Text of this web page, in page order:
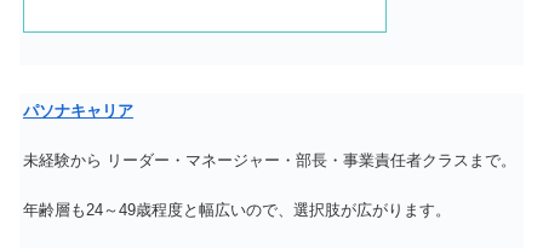
パソナキャリア
未経験から リーダー・マネージャー・部長・事業責任者クラスまで。
年齢層も24～49歳程度と幅広いので、選択肢が広がります。